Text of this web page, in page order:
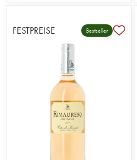
FESTPREISE Bestseller